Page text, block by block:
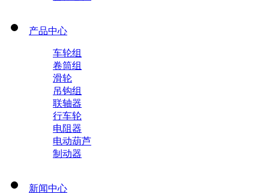
产品中心
车轮组
卷筒组
滑轮
吊钩组
联轴器
行车轮
电阻器
电动葫芦
制动器
新闻中心